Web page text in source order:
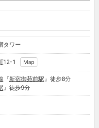
タワー
12-1 Map
『新宿御苑前駅 』徒歩8分
』徒歩9分